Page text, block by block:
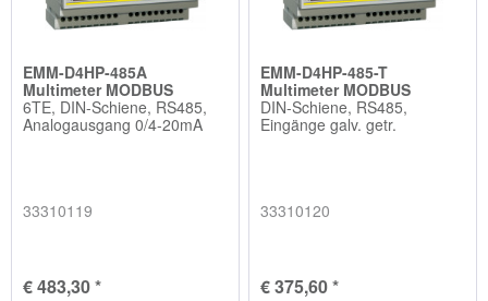
EMM-D4HP-485A
Multimeter MODBUS
6TE, DIN-Schiene, RS485,
Analogausgang 0/4-20mA
33310119
€ 483,30 *
EMM-D4HP-485-T
Multimeter MODBUS
DIN-Schiene, RS485,
Eingänge galv. getr.
33310120
€ 375,60 *